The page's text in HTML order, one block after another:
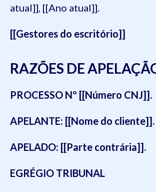
atual]], [[Ano atual]].
[[Gestores do escritório]]
RAZÕES DE
PROCESSO Nº [[Número CNJ]].
APELANTE: [[Nome do cliente]].
APELADO: [[Parte contrária]].
EGRÉGIO TRIBUNAL